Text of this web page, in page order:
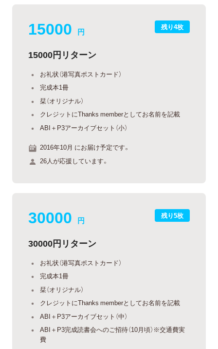
残り4枚
15000 円
15000円リターン
お礼状（港写真ポストカード）
完成本1冊
栞（オリジナル）
クレジットにThanks memberとしてお名前を記載
ABI＋P3アーカイブセット（小）
2016年10月 にお届け予定です。
26人が応援しています。
残り5枚
30000 円
30000円リターン
お礼状（港写真ポストカード）
完成本1冊
栞（オリジナル）
クレジットにThanks memberとしてお名前を記載
ABI＋P3アーカイブセット（中）
ABI＋P3完成読書会へのご招待（10月頃）※交通費実
費